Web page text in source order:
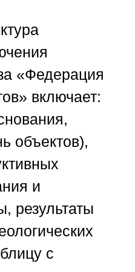
«Федерация
включает:
объектов),
и
результаты
с